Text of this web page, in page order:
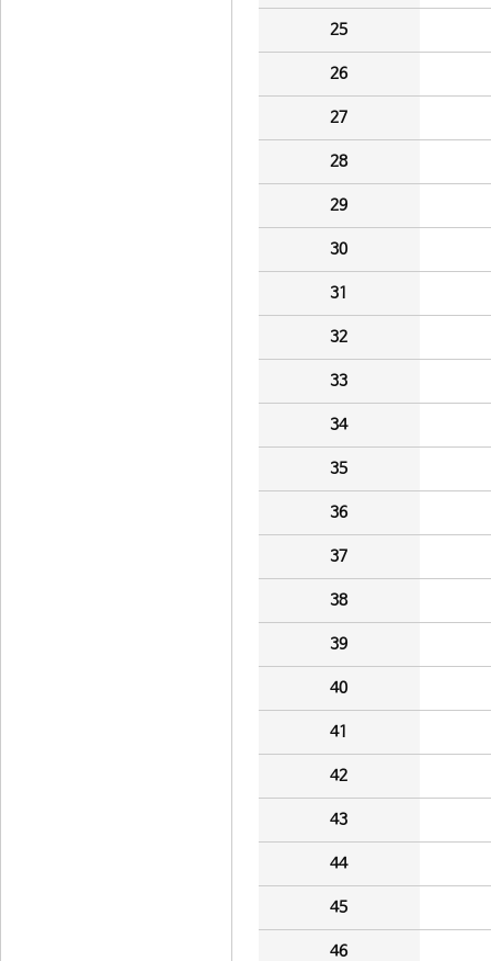
25
26
27
28
29
30
31
32
33
34
35
36
37
38
39
40
41
42
43
44
45
46